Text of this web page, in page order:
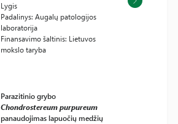
Lygis
Padalinys: Augalų patologijos
laboratorija
Finansavimo šaltinis: Lietuvos
mokslo taryba
Parazitinio grybo
Chondrostereum purpureum
panaudojimas lapuočių medžių